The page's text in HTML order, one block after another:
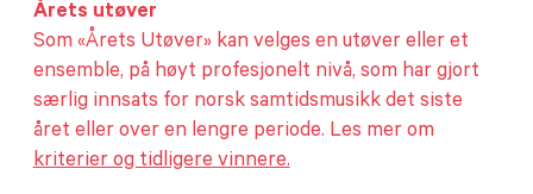
Årets utøver
Som «Årets Utøver» kan velges en utøver eller et
ensemble, på høyt profesjonelt nivå, som har gjort
særlig innsats for norsk samtidsmusikk det siste
året eller over en lengre periode. Les mer om
kriterier og tidligere vinnere.